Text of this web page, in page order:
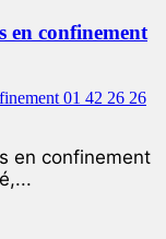
en confinement
en confinement